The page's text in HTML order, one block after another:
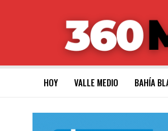
HOY VALLE MEDIO BAHÍA